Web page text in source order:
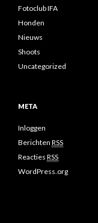
Fotoclub IFA
Honden
Nieuws
Shoots
Uncategorized
META
Inloggen
Berichten RSS
Reacties RSS
WordPress.org